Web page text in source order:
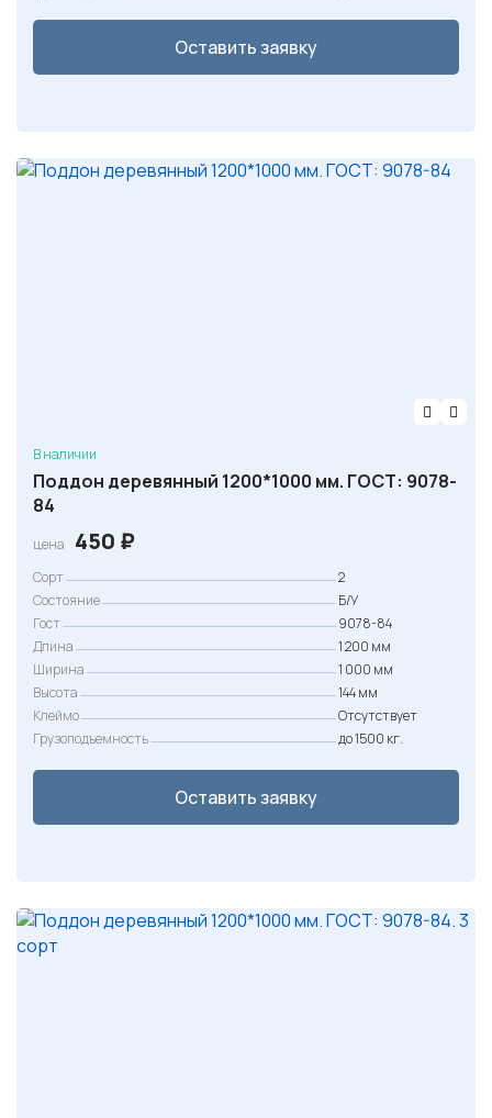
Оставить заявку
В наличии
Поддон деревянный 1200*1000 мм. ГОСТ: 9078-
84
цена 450 ₽
Сорт
2
Состояние
Б/У
Гост
9078-84
Длина
1 200 мм
Ширина
1 000 мм
Высота
144 мм
Клеймо
Отсутствует
Грузоподъемность
до 1500 кг.
Оставить заявку